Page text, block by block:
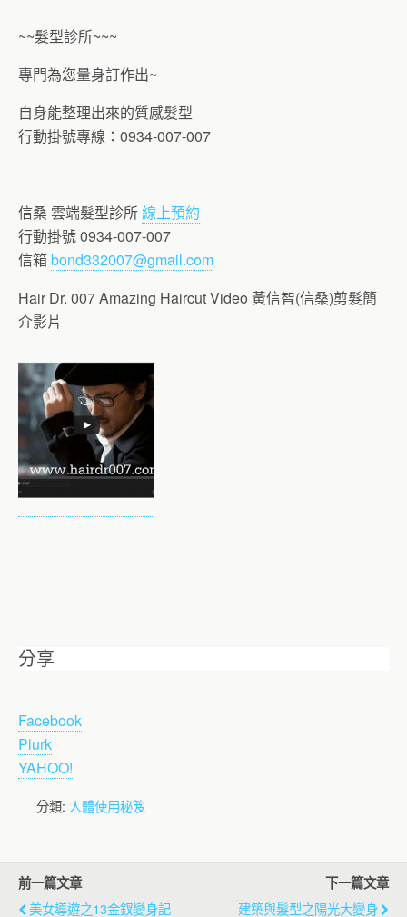
~~髮型診所~~~
專門為您量身訂作出~
自身能整理出來的質感髮型
行動掛號專線：0934-007-007
信桑 雲端髮型診所線上預約
行動掛號 0934-007-007
信箱bond332007@gmail.com
Hair Dr. 007 Amazing Haircut Video 黃信智(信桑)剪髮簡
介影片
分享
Facebook
Plurk
YAHOO!
分類: 人體使用秘笈
前一篇文章
美女導遊之13金釵變身記
下一篇文章
建築與髮型之陽光大變身